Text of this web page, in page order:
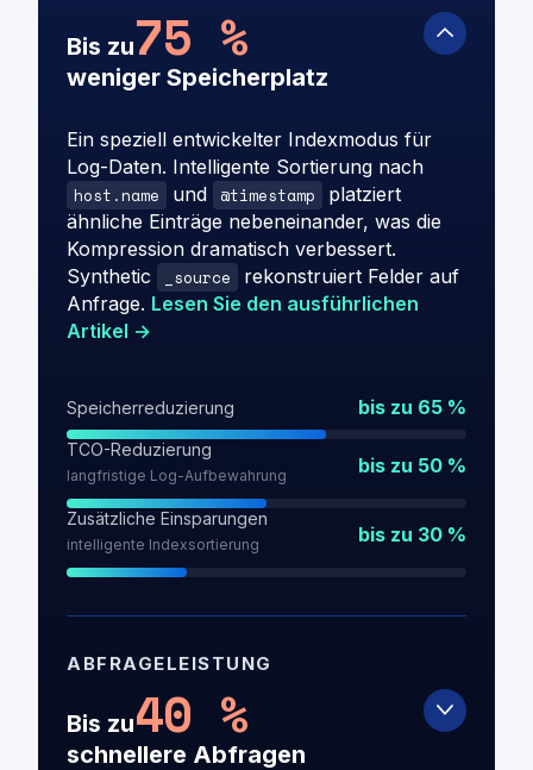
Bis zu75 %
weniger Speicherplatz
Ein speziell entwickelter Indexmodus für
Log-Daten. Intelligente Sortierung nach
host.name
und @timestamp
platziert
ähnliche Einträge nebeneinander, was die
Kompression dramatisch verbessert.
Synthetic
_source
rekonstruiert Felder auf
Anfrage. Lesen Sie den ausführlichen
Artikel →
Speicherreduzierung bis zu 65 %
TCO-Reduzierung
langfristige Log-Aufbewahrung bis zu 50 %
Zusätzliche Einsparungen
intelligente Indexsortierung bis zu 30 %
ABFRAGELEISTUNG
Bis zu40 %
schnellere Abfragen